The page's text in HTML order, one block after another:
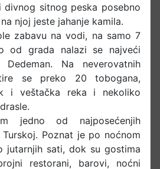
sitnog peska posebno
njoj jeste jahanje kamila.
zabavu na vodi, na samo 7
od grada nalazi se najveći
Na neverovatnih
se preko 20 tobogana,
i veštačka reka i nekoliko
jedno od najposećenjih
Poznat je po noćnom
jutarnjih sati, dok su gostima
restorani, barovi, noćni